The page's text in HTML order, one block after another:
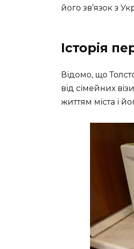
його зв’язок з
Історія
Відомо, що
від сімейних
життям міста і